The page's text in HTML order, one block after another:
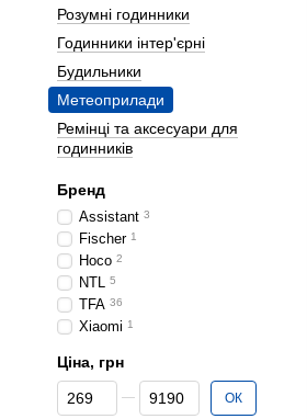
Розумні годинники
Годинники інтер'єрні
Будильники
Метеоприлади
Ремінці та аксесуари для
годинників
Бренд
Assistant 3
Fischer 1
Hoco 2
NTL 5
TFA 36
Xiaomi 1
Ціна, грн
Від Ціна, грн
До Ціна, грн ОК